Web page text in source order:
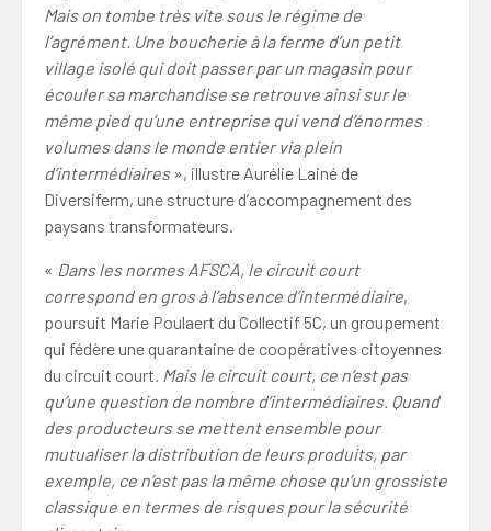
Mais on tombe très vite sous le régime de
l’agrément. Une boucherie à la ferme d’un petit
village isolé qui doit passer par un magasin pour
écouler sa marchandise se retrouve ainsi sur le
même pied qu’une entreprise qui vend d’énormes
volumes dans le monde entier via plein
d’intermédiaires», illustre Aurélie Lainé de
Diversiferm, une structure d’accompagnement des
paysans transformateurs.
« Dans les normes AFSCA, le circuit court
correspond en gros à l’absence d’intermédiaire,
poursuit Marie Poulaert du Collectif 5C, un groupement
qui fédère une quarantaine de coopératives citoyennes
du circuit court. Mais le circuit court, ce n’est pas
qu’une question de nombre d’intermédiaires. Quand
des producteurs se mettent ensemble pour
mutualiser la distribution de leurs produits, par
exemple, ce n’est pas la même chose qu’un grossiste
classique en termes de risques pour la sécurité